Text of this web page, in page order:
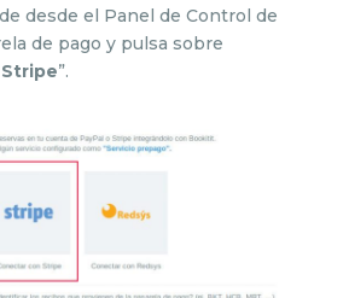
desde el Panel de Control de
de pago y pulsa sobre
”.